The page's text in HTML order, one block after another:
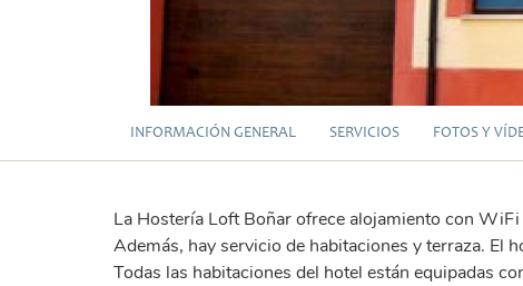
INFORMACIÓN GENERAL SERVICIOS FOTOS Y
La Hostería Loft Boñar ofrece alojamiento con
Además, hay servicio de habitaciones y terraza. El
Todas las habitaciones del hotel están equipadas